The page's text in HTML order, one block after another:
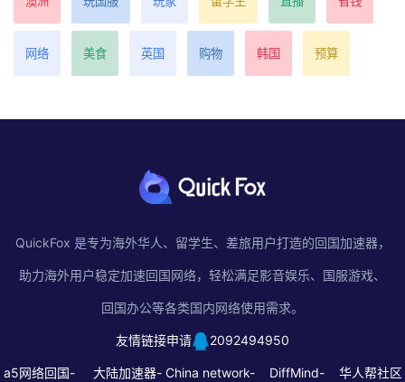
网络 美食 英国 购物 韩国 预算
QuickFox 是专为海外华人、留学生、差旅用户打造的回国加速器，
助力海外用户稳定加速回国网络，轻松满足影音娱乐、国服游戏、
回国办公等各类国内网络使用需求。
友情链接申请 2092494950
a5网络回国- 大陆加速器- China network- DiffMind- 华人帮社区